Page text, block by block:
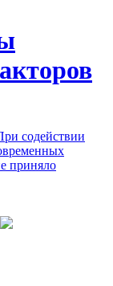
содействии
приняло